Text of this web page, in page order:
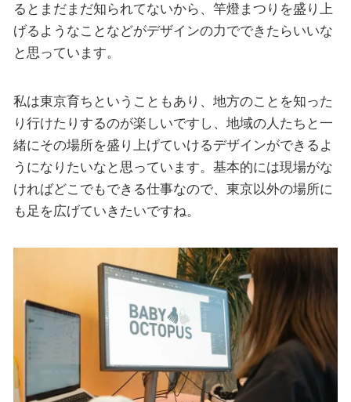
るとまだまだ知られてないから、竿燈まつりを盛り上
げるようなことなどがデザインの力でできたらいいな
と思っています。
私は東京育ちということもあり、地方のことを知った
り行けたりするのが楽しいですし、地域の人たちと一
緒にその場所を盛り上げていけるデザインができるよ
うになりたいなと思っています。基本的には現場がな
ければどこでもできる仕事なので、東京以外の場所に
も足を広げていきたいですね。